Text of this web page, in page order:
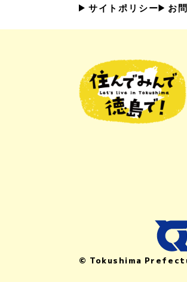
サイトポリシー お
© Tokushima